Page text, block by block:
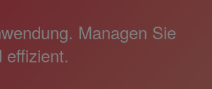
Managen Sie
effizient.